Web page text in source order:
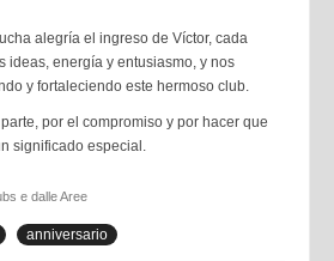
alegría el ingreso de Víctor, cada
ideas, energía y entusiasmo, y nos
y fortaleciendo este hermoso club.
por el compromiso y por hacer que
significado especial.
e dalle Aree
anniversario